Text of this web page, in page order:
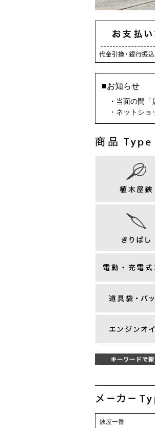
■お知らせ
・当面の間「
・ネットシ
鋏屋一番